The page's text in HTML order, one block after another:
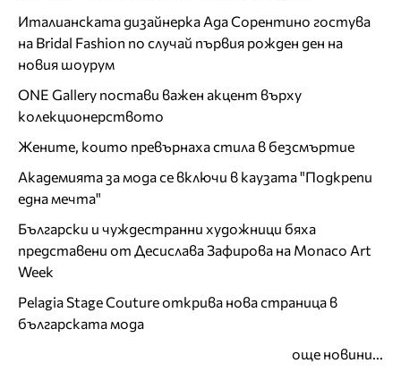
Италианската дизайнерка Ада Сорентино гостува
на Bridal Fashion по случай първия рожден ден на
новия шоурум
ONE Gallery постави важен акцент върху
колекционерството
Жените, които превърнаха стила в безсмъртие
Академията за мода се включи в каузата "Подкрепи
една мечта"
Български и чуждестранни художници бяха
представени от Десислава Зафирова на Monaco Art
Week
Pelagia Stage Couture открива нова страница в
българската мода
още новини...